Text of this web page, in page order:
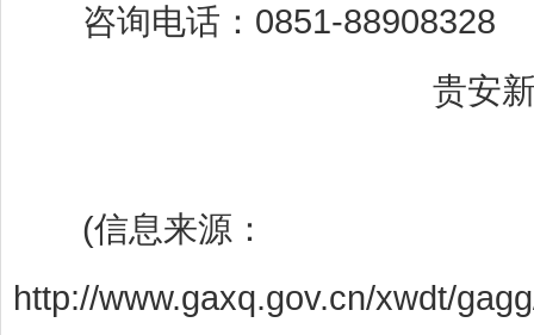
咨询电话：0851-88908328
贵安新
(信息来源：
http://www.gaxq.gov.cn/xwdt/